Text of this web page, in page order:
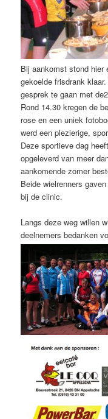
Bij aankomst stond hier
gekoelde frisdrank
gesprek te gaan met
Rond 14.30 kregen de
rose en een uniek
werd een plezierige,
Deze sportieve dag
opgeleverd van meer
aankomende zomer
Beide wielrenners
bij de clinic.
Langs deze weg willen
deelnemers bedanken